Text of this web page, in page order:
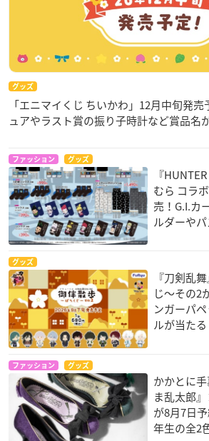
グッズ
「エニマイくじ ちいかわ」12月中旬発
ュアやラスト賞の振り子時計など賞品名
ファッション グッズ
『
むら コラ
売！G.I.カ
ルダーや
グッズ
『刀剣乱
じ～その2
ンガーパ
ルが当たる
ファッション グッズ
かかとに
ま乱太郎
が8月7日
年生の全2